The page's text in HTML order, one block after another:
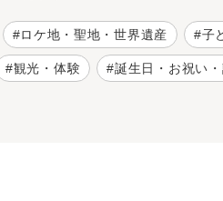
ロケ地・聖地・世界遺産 子
観光・体験 誕生日・お祝い・